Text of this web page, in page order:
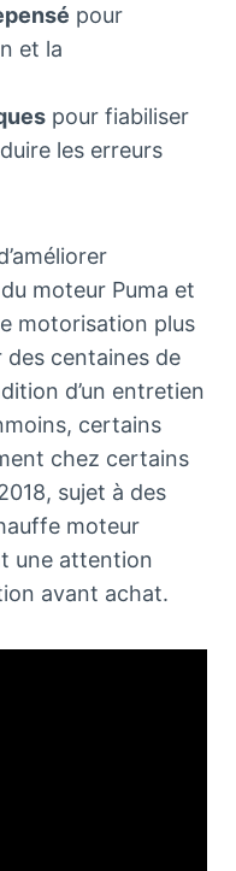
pour
et la
pour fiabiliser
les erreurs
moteur Puma et
motorisation plus
centaines de
d’un entretien
certains
chez certains
sujet à des
moteur
une attention
avant achat.